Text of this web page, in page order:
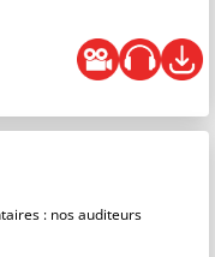
: nos auditeurs